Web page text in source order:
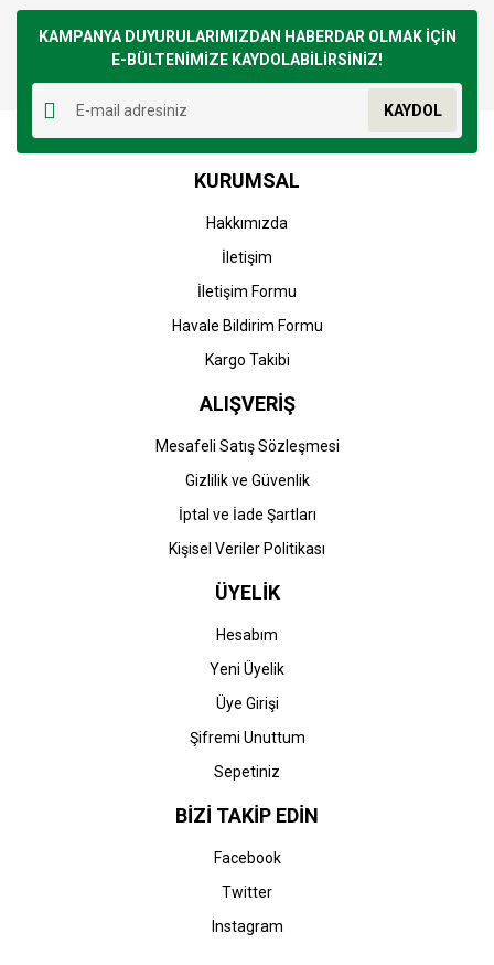
kullanarak tarafımıza iletebilirsiniz.
Görüş ve önerileriniz için teşekkür ederiz.
Ürün resmi kalitesiz, bozuk veya görüntülenemiyor.
Ürün açıklamasında eksik bilgiler bulunuyor.
Ürün bilgilerinde hatalar bulunuyor.
Ürün fiyatı diğer sitelerden daha pahalı.
Gönder
KAMPANYA DUYURULARIMIZDAN HABERDAR OLMAK İÇİN
E-BÜLTENİMİZE KAYDOLABİLİRSİNİZ!
KAYDOL
KURUMSAL
Hakkımızda
İletişim
İletişim Formu
Havale Bildirim Formu
Kargo Takibi
ALIŞVERİŞ
Mesafeli Satış Sözleşmesi
Gizlilik ve Güvenlik
İptal ve İade Şartları
Kişisel Veriler Politikası
ÜYELİK
Hesabım
Yeni Üyelik
Üye Girişi
Şifremi Unuttum
Sepetiniz
BİZİ TAKİP EDİN
Facebook
Twitter
Instagram